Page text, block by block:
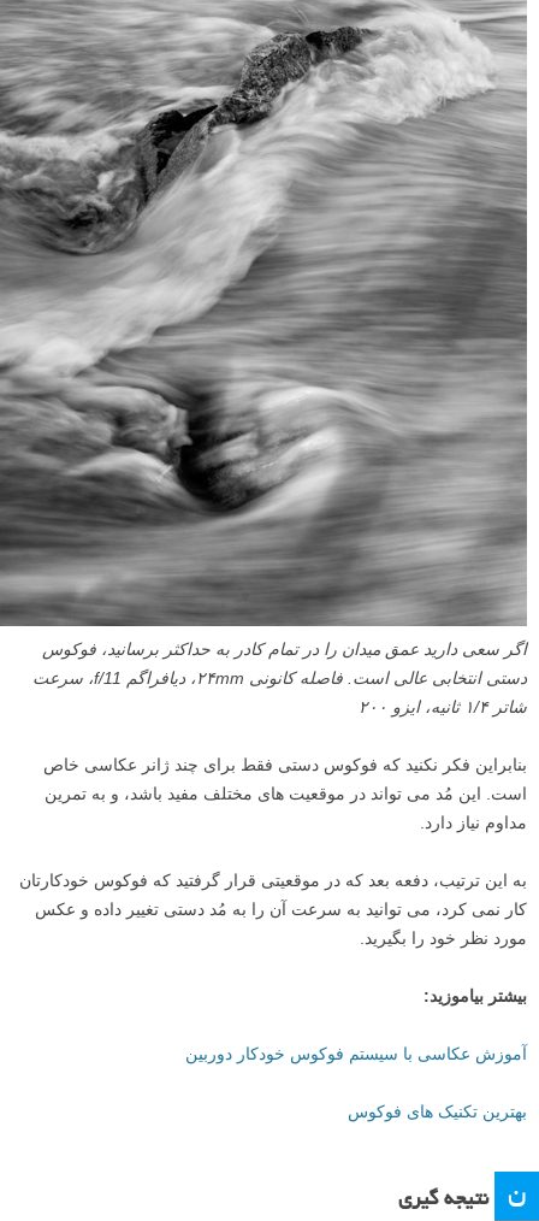
اگر سعی دارید عمق میدان را در تمام کادر به حداکثر برسانید، فوکوس
دستی انتخابی عالی است. فاصله کانونی ۲۴mm، دیافراگم f/11، سرعت
شاتر ۱/۴ ثانیه، ایزو ۲۰۰
بنابراین فکر نکنید که فوکوس دستی فقط برای چند ژانر عکاسی خاص
است. این مُد می تواند در موقعیت های مختلف مفید باشد، و به تمرین
مداوم نیاز دارد.
به این ترتیب، دفعه بعد که در موقعیتی قرار گرفتید که فوکوس خودکارتان
کار نمی کرد، می توانید به سرعت آن را به مُد دستی تغییر داده و عکس
مورد نظر خود را بگیرید.
بیشتر بیاموزید:
آموزش عکاسی با سیستم فوکوس خودکار دوربین
بهترین تکنیک های فوکوس
ن نتیجه گیری